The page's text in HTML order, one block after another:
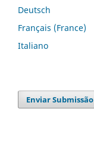
Deutsch
Français (France)
Italiano
Enviar Submissão